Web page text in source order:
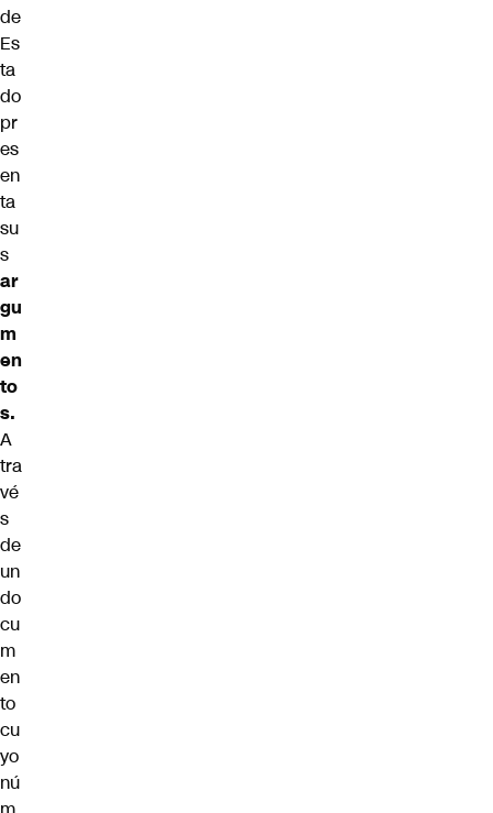
de
Es
ta
do
pr
es
en
ta
su
s
ar
gu
m
en
to
s.
A
tra
vé
s
de
un
do
cu
m
en
to
cu
yo
nú